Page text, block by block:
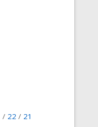
/ 22 / 21